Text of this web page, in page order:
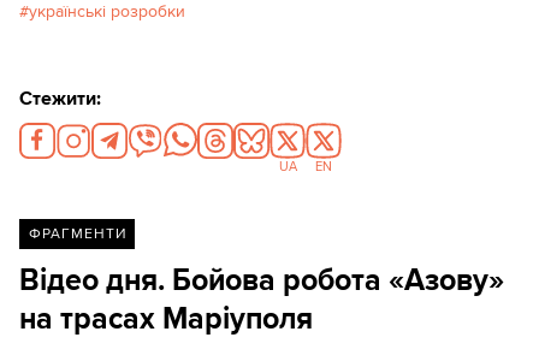
українські розробки
Стежити:
UA EN
ФРАГМЕНТИ
Відео дня. Бойова робота «Азову»
на трасах Маріуполя